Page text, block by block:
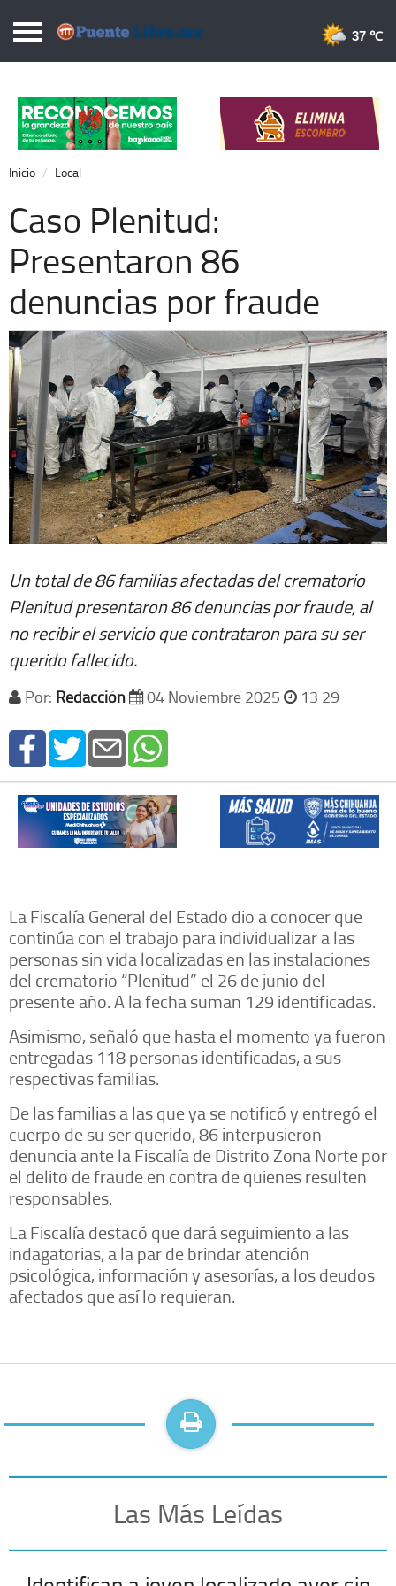
Puentelibre.mx
Local
Nacional
Opinión
Cronos
Economía
Espectáculos
Extra +
37 ℃
Inicio Local
Caso Plenitud:
Presentaron 86
denuncias por fraude
Un total de 86 familias afectadas del crematorio
Plenitud presentaron 86 denuncias por fraude, al
no recibir el servicio que contrataron para su ser
querido fallecido.
Por: Redacción 04 Noviembre 2025 13 29
La Fiscalía General del Estado dio a conocer que
continúa con el trabajo para individualizar a las
personas sin vida localizadas en las instalaciones
del crematorio “Plenitud” el 26 de junio del
presente año. A la fecha suman 129 identificadas.
Asimismo, señaló que hasta el momento ya fueron
entregadas 118 personas identificadas, a sus
respectivas familias.
De las familias a las que ya se notificó y entregó el
cuerpo de su ser querido, 86 interpusieron
denuncia ante la Fiscalía de Distrito Zona Norte por
el delito de fraude en contra de quienes resulten
responsables.
La Fiscalía destacó que dará seguimiento a las
indagatorias, a la par de brindar atención
psicológica, información y asesorías, a los deudos
afectados que así lo requieran.
Las Más Leídas